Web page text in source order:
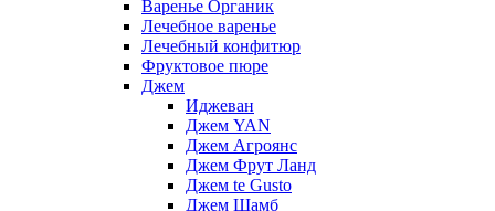
Варенье Органик
Лечебное варенье
Лечебный конфитюр
Фруктовое пюре
Джем
Иджеван
Джем YAN
Джем Агроянс
Джем Фрут Ланд
Джем te Gusto
Джем Шамб